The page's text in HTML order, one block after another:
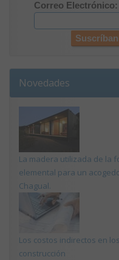
Correo Electrónico:
Novedades
La madera utilizada de la
elemental para un
Chagual.
Los costos indirectos en
construcción